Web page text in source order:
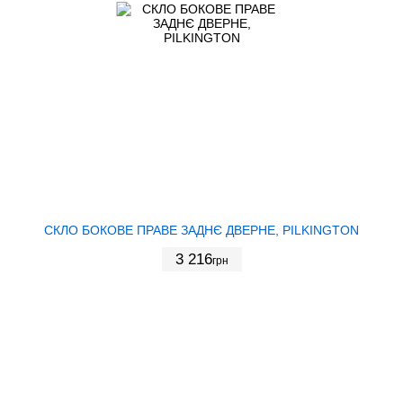
СКЛО БОКОВЕ ПРАВЕ ЗАДНЄ ДВЕРНЕ, PILKINGTON
3 216грн